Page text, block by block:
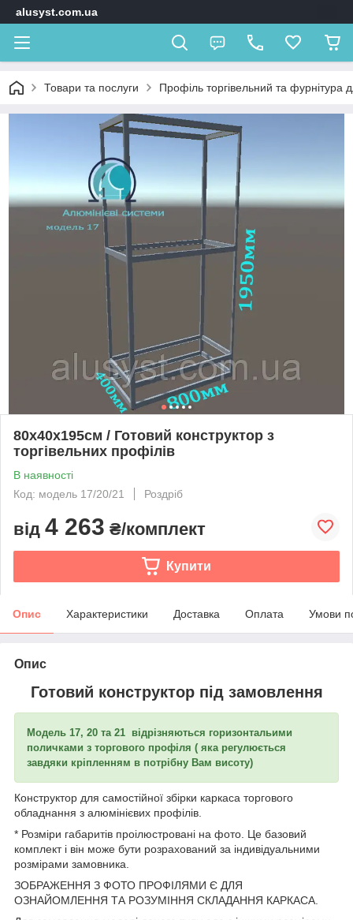
alusyst.com.ua
Товари та послуги Профіль торгівельний та фурнітура
80х40х195см / Готовий конструктор з
торгівельних профілів
В наявності
Код: модель 17/20/21
Роздріб
від 4 263 ₴/комплект
Купити
Опис Характеристики Доставка Оплата Умови
Опис
Готовий конструктор під замовлення
Модель 17, 20 та 21 відрізняються горизонтальими
поличками з торгового профіля ( яка регулюється
завдяки кріпленням в потрібну Вам висоту)
Конструктор для самостійної збірки каркаса торгового
обладнання з алюмінієвих профілів.
* Розміри габаритів проілюстровані на фото. Це базовий
комплект і він може бути розрахований за індивідуальними
розмірами замовника.
ЗОБРАЖЕННЯ З ФОТО ПРОФІЛЯМИ Є ДЛЯ
ОЗНАЙОМЛЕННЯ ТА РОЗУМІННЯ СКЛАДАННЯ КАРКАСА.